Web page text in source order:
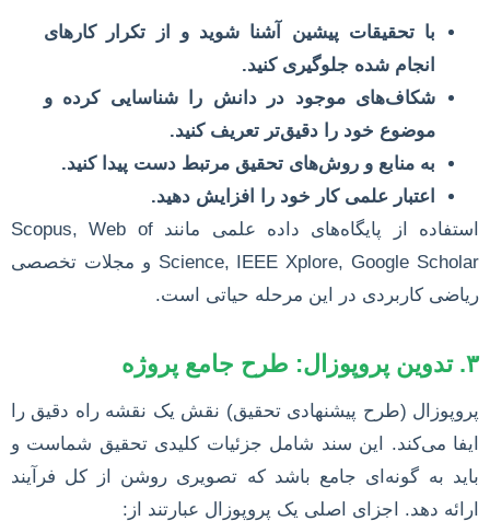
با تحقیقات پیشین آشنا شوید و از تکرار کارهای
انجام شده جلوگیری کنید.
شکاف‌های موجود در دانش را شناسایی کرده و
موضوع خود را دقیق‌تر تعریف کنید.
به منابع و روش‌های تحقیق مرتبط دست پیدا کنید.
اعتبار علمی کار خود را افزایش دهید.
استفاده از پایگاه‌های داده علمی مانند Scopus, Web of
Science, IEEE Xplore, Google Scholar و مجلات تخصصی
ریاضی کاربردی در این مرحله حیاتی است.
۳. تدوین پروپوزال: طرح جامع پروژه
پروپوزال (طرح پیشنهادی تحقیق) نقش یک نقشه راه دقیق را
ایفا می‌کند. این سند شامل جزئیات کلیدی تحقیق شماست و
باید به گونه‌ای جامع باشد که تصویری روشن از کل فرآیند
ارائه دهد. اجزای اصلی یک پروپوزال عبارتند از: